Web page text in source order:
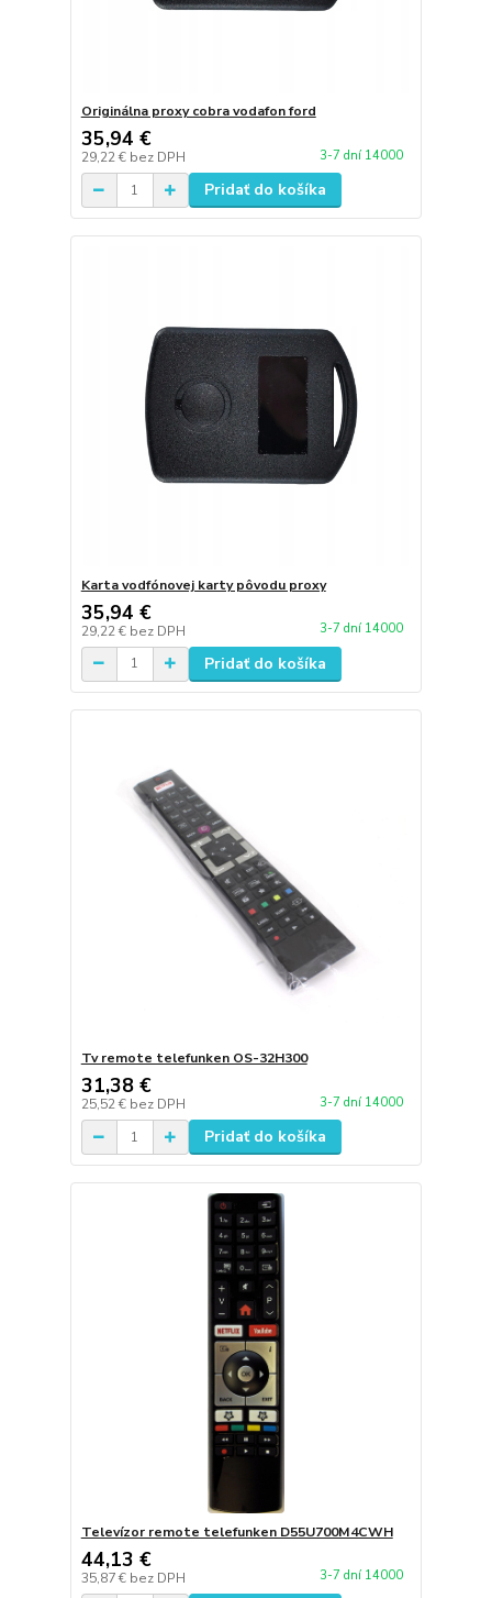
Originálna proxy cobra vodafon ford
35,94 €
29,22 € bez DPH 3-7 dní 14000
Pridať do košíka
Karta vodfónovej karty pôvodu proxy
35,94 €
29,22 € bez DPH 3-7 dní 14000
Pridať do košíka
Tv remote telefunken OS-32H300
31,38 €
25,52 € bez DPH 3-7 dní 14000
Pridať do košíka
Televízor remote telefunken D55U700M4CWH
44,13 €
35,87 € bez DPH 3-7 dní 14000